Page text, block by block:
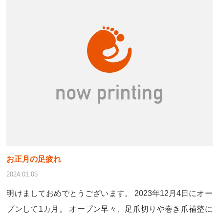
お正月の足疲れ
2024.01.05
明けましておめでとうございます。 2023年12月4日にオー
プンして1カ月。 オープン早々、足爪切りや巻き爪補整に